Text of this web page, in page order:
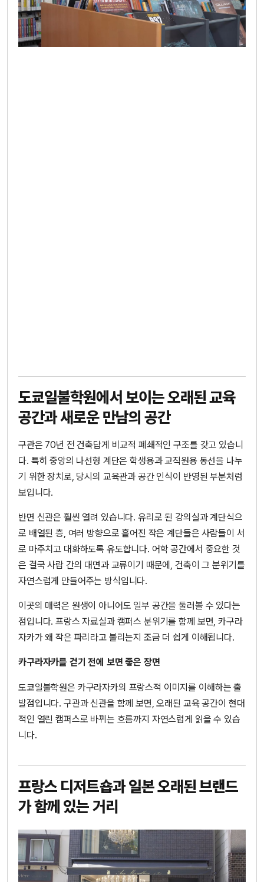
도쿄일불학원에서 보이는 오래된 교육
공간과 새로운 만남의 공간
구관은 70년 전 건축답게 비교적 폐쇄적인 구조를 갖고 있습니
다. 특히 중앙의 나선형 계단은 학생용과 교직원용 동선을 나누
기 위한 장치로, 당시의 교육관과 공간 인식이 반영된 부분처럼
보입니다.
반면 신관은 훨씬 열려 있습니다. 유리로 된 강의실과 계단식으
로 배열된 층, 여러 방향으로 흩어진 작은 계단들은 사람들이 서
로 마주치고 대화하도록 유도합니다. 어학 공간에서 중요한 것
은 결국 사람 간의 대면과 교류이기 때문에, 건축이 그 분위기를
자연스럽게 만들어주는 방식입니다.
이곳의 매력은 원생이 아니어도 일부 공간을 둘러볼 수 있다는
점입니다. 프랑스 자료실과 캠퍼스 분위기를 함께 보면, 카구라
자카가 왜 작은 파리라고 불리는지 조금 더 쉽게 이해됩니다.
카구라자카를 걷기 전에 보면 좋은 장면
도쿄일불학원은 카구라자카의 프랑스적 이미지를 이해하는 출
발점입니다. 구관과 신관을 함께 보면, 오래된 교육 공간이 현대
적인 열린 캠퍼스로 바뀌는 흐름까지 자연스럽게 읽을 수 있습
니다.
프랑스 디저트숍과 일본 오래된 브랜드
가 함께 있는 거리